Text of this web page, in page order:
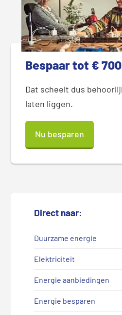
Bespaar tot €
Dat scheelt dus
laten liggen.
Nu besparen
Direct naar:
Duurzame energie
Elektriciteit
Energie aanbiedingen
Energie besparen